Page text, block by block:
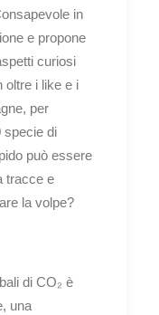
in
e propone
curiosi
oltre i like e i
per
specie di
può essere
tracce e
la volpe?
di CO₂ è
una